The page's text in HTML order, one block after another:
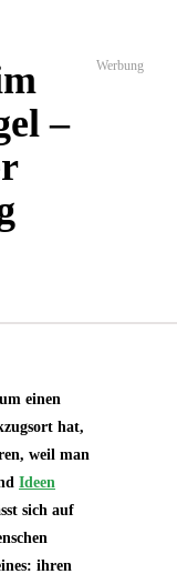
–
Werbung
einen
hat,
weil man
Ideen
sich auf
ihren